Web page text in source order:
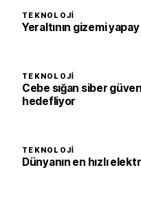
TEKNOLOJI
Yeraltının gizemi
TEKNOLOJI
Cebe sığan siber
hedefliyor
TEKNOLOJI
Dünyanın en hızlı